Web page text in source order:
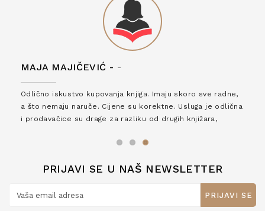
MAJA MAJIČEVIĆ - -
Odlično iskustvo kupovanja knjiga. Imaju skoro sve radne,
a što nemaju naruče. Cijene su korektne. Usluga je odlična
i prodavačice su drage za razliku od drugih knjižara,
PRIJAVI SE U NAŠ NEWSLETTER
PRIJAVI SE